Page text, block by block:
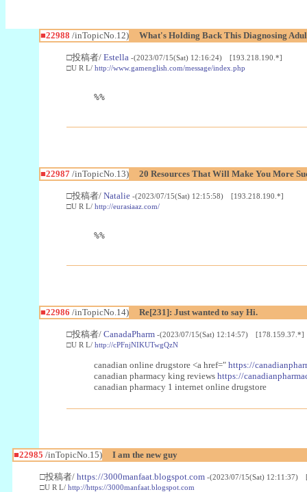
■22988 /inTopicNo.12) What's Holding Back This Diagnosing
□投稿者/ Estella -(2023/07/15(Sat) 12:16:24) [193.218.190.*]
□U R L/ http://www.gamenglish.com/message/index.php
%%
■22987/inTopicNo.13) 20 Resources That Will Make You More
□投稿者/ Natalie -(2023/07/15(Sat) 12:15:58) [193.218.190.*]
□U R L/ http://eurasiaaz.com/
%%
■22986 /inTopicNo.14) Re[231]: Just wanted to say Hi.
□投稿者/ CanadaPharm -(2023/07/15(Sat) 12:14:57) [178.159.37.*]
□U R L/ http://cPFnjNIKUTwgQzN
canadian online drugstore <a href=" https://
canadian pharmacy king reviews https://
canadian pharmacy 1 internet online drugstore
■22985 /inTopicNo.15) I am the new guy
□投稿者/ https://3000manfaat.blogspot.com -(2023/07/15(Sat) 12:11:37)
□U R L/ http://https://3000manfaat.blogspot.com